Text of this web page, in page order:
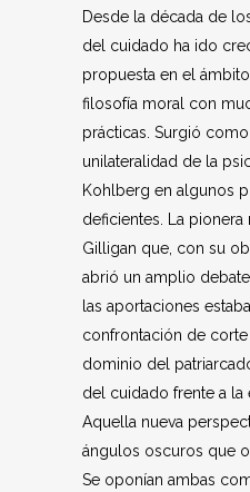
Desde la década de
del cuidado ha ido
propuesta en el
filosofía moral con
prácticas. Surgió
unilateralidad de la
Kohlberg en algunos
deficientes. La pionera
Gilligan que, con su
abrió un amplio
las aportaciones
confrontación de corte
dominio del
del cuidado frente a la
Aquella nueva
ángulos oscuros que
Se oponían ambas